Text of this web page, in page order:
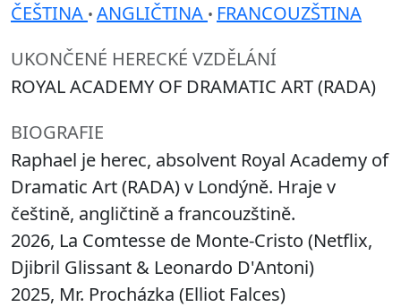
ČEŠTINA • ANGLIČTINA • FRANCOUZŠTINA
UKONČENÉ HERECKÉ VZDĚLÁNÍ
ROYAL ACADEMY OF DRAMATIC ART (RADA)
BIOGRAFIE
Raphael je herec, absolvent Royal Academy of
Dramatic Art (RADA) v Londýně. Hraje v
češtině, angličtině a francouzštině.
2026, La Comtesse de Monte-Cristo (Netflix,
Djibril Glissant & Leonardo D'Antoni)
2025, Mr. Procházka (Elliot Falces)